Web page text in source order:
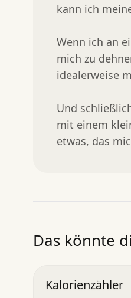
kann ich
Wenn ich an
mich zu
idealerweise
Und
mit einem
etwas, das
Das könnte
Kalorienzähler